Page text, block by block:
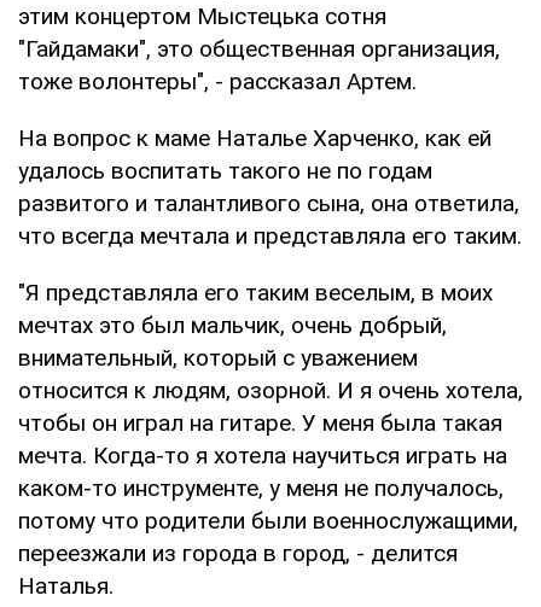
этим концертом Мыстецька сотня
"Гайдамаки", это общественная организация,
тоже волонтеры", - рассказал Артем.
На вопрос к маме Наталье Харченко, как ей
удалось воспитать такого не по годам
развитого и талантливого сына, она ответила,
что всегда мечтала и представляла его таким.
"Я представляла его таким веселым, в моих
мечтах это был мальчик, очень добрый,
внимательный, который с уважением
относится к людям, озорной. И я очень хотела,
чтобы он играл на гитаре. У меня была такая
мечта. Когда-то я хотела научиться играть на
каком-то инструменте, у меня не получалось,
потому что родители были военнослужащими,
переезжали из города в город, - делится
Наталья.